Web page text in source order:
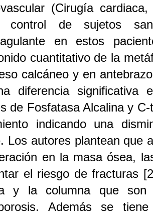
(Cirugía
control de sujetos
en estos
cuantitativo de la
calcáneo y en
diferencia
de Fosfatasa Alcalina y
indicando una
Los autores plantean que
en la masa ósea,
el riesgo de fracturas
y la columna que son
Además se